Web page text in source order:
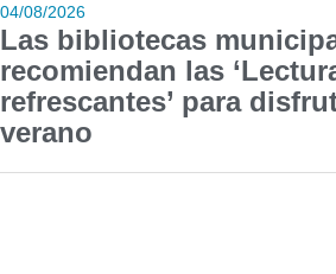
04/08/2026
Las bibliotecas
recomiendan las
refrescantes’ para
verano